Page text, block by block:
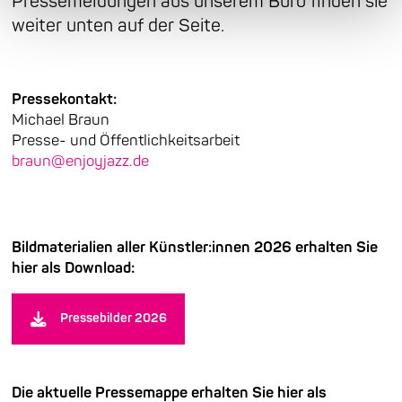
weiter unten auf der Seite.
Pressekontakt:
Michael Braun
Presse- und Öffentlichkeitsarbeit
braun@enjoyjazz.de
Bildmaterialien aller Künstler:innen 2026 erhalten Sie
hier als Download:
Pressebilder 2026
Die aktuelle Pressemappe erhalten Sie hier als